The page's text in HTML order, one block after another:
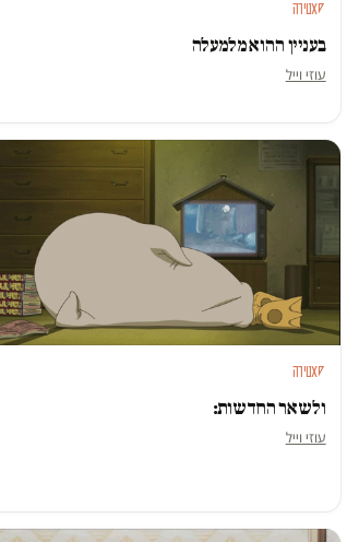
סאטירה
בעניין ההוא מלמעלה
עוזי וייל
סאטירה
ולשאר החדשות:
עוזי וייל